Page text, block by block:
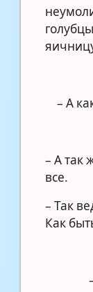
– А
– А так
все.
– Так
Как